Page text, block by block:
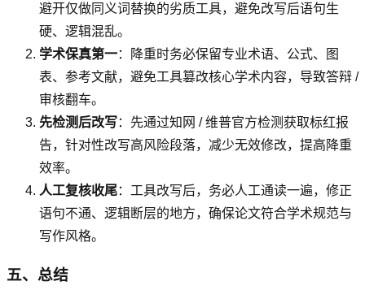
避开仅做同义词替换的劣质工具，避免改写后语句生
硬、逻辑混乱。
学术保真第一：降重时务必保留专业术语、公式、图
表、参考文献，避免工具篡改核心学术内容，导致答辩 /
审核翻车。
先检测后改写：先通过知网 / 维普官方检测获取标红报
告，针对性改写高风险段落，减少无效修改，提高降重
效率。
人工复核收尾：工具改写后，务必人工通读一遍，修正
语句不通、逻辑断层的地方，确保论文符合学术规范与
写作风格。
五、总结